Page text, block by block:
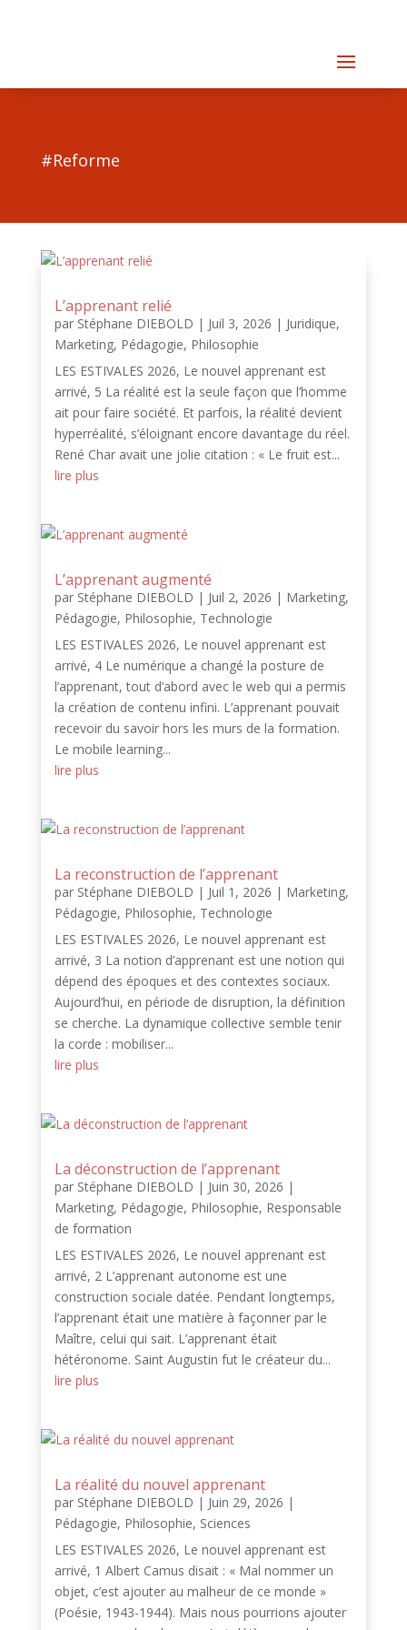
#Reforme
L’apprenant relié
par Stéphane DIEBOLD | Juil 3, 2026 | Juridique,
Marketing, Pédagogie, Philosophie
LES ESTIVALES 2026, Le nouvel apprenant est
arrivé, 5 La réalité est la seule façon que l’homme
ait pour faire société. Et parfois, la réalité devient
hyperréalité, s’éloignant encore davantage du réel.
René Char avait une jolie citation : « Le fruit est...
lire plus
L’apprenant augmenté
par Stéphane DIEBOLD | Juil 2, 2026 | Marketing,
Pédagogie, Philosophie, Technologie
LES ESTIVALES 2026, Le nouvel apprenant est
arrivé, 4 Le numérique a changé la posture de
l’apprenant, tout d’abord avec le web qui a permis
la création de contenu infini. L’apprenant pouvait
recevoir du savoir hors les murs de la formation.
Le mobile learning...
lire plus
La reconstruction de l’apprenant
par Stéphane DIEBOLD | Juil 1, 2026 | Marketing,
Pédagogie, Philosophie, Technologie
LES ESTIVALES 2026, Le nouvel apprenant est
arrivé, 3 La notion d’apprenant est une notion qui
dépend des époques et des contextes sociaux.
Aujourd’hui, en période de disruption, la définition
se cherche. La dynamique collective semble tenir
la corde : mobiliser...
lire plus
La déconstruction de l’apprenant
par Stéphane DIEBOLD | Juin 30, 2026 |
Marketing, Pédagogie, Philosophie, Responsable
de formation
LES ESTIVALES 2026, Le nouvel apprenant est
arrivé, 2 L’apprenant autonome est une
construction sociale datée. Pendant longtemps,
l’apprenant était une matière à façonner par le
Maître, celui qui sait. L’apprenant était
hétéronome. Saint Augustin fut le créateur du...
lire plus
La réalité du nouvel apprenant
par Stéphane DIEBOLD | Juin 29, 2026 |
Pédagogie, Philosophie, Sciences
LES ESTIVALES 2026, Le nouvel apprenant est
arrivé, 1 Albert Camus disait : « Mal nommer un
objet, c’est ajouter au malheur de ce monde »
(Poésie, 1943-1944). Mais nous pourrions ajouter